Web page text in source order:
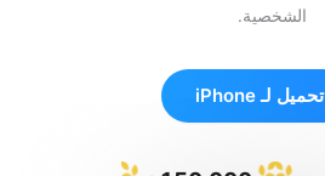
الشخصية.
تحميل لـ iPhone